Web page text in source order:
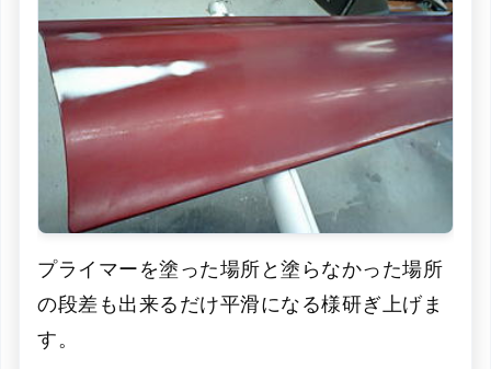
プライマーを塗った場所と塗らなかった場所
の段差も出来るだけ平滑になる様研ぎ上げま
す。